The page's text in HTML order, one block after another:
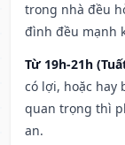
trong nhà đều
đình đều mạnh
Từ 19h-21h
có lợi, hoặc hay
quan trọng thì
an.